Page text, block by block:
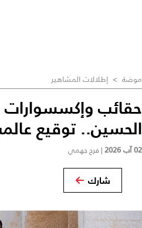
موضة > إطلالات المشاهير
حقائب وإكسسوارات
الحسين.. توقيع
02 آب 2026 | فرح جهمي
شارك